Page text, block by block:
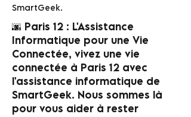
SmartGeek.
🌆 Paris 12 : L'Assistance
Informatique pour une Vie
Connectée, vivez une vie
connectée à Paris 12 avec
l'assistance informatique de
SmartGeek. Nous sommes là
pour vous aider à rester